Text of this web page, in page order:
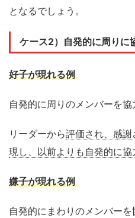
となるでしょう。
ケース2） 自発的に周り に
好子が現れる例
自発的に周りのメンバーを
リーダーから評価され、感
現し、以前よりも自発的に協
嫌子が現れる例
自発的にまわりのメンバー